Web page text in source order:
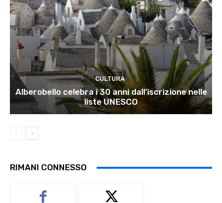
CULTURA
Alberobello celebra i 30 anni dall’iscrizione nelle
liste UNESCO
RIMANI CONNESSO